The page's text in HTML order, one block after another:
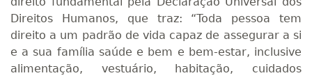
Direitos Humanos, que traz: “Toda pessoa tem
direito a um padrão de vida capaz de assegurar a si
e a sua família saúde e bem e bem-estar, inclusive
alimentação, vestuário, habitação, cuidados